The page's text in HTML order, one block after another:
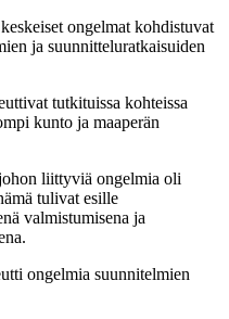
ongelmat kohdistuvat
ja suunnitteluratkaisuiden
tutkituissa kohteissa
kunto ja maaperän
liittyviä ongelmia oli
tulivat esille
valmistumisena ja
ongelmia suunnitelmien